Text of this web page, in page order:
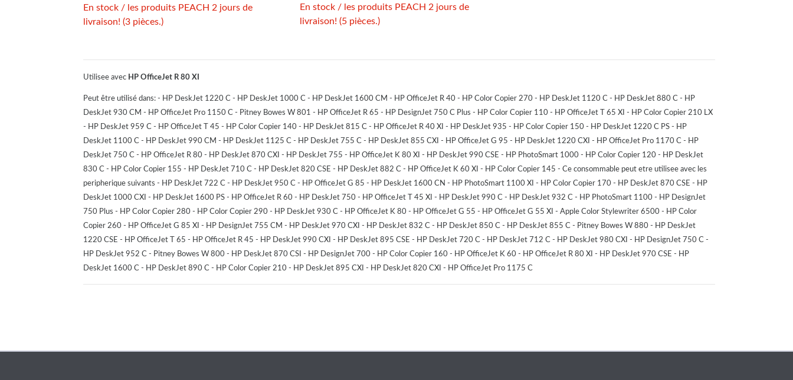
En stock / les produits PEACH 2 jours de
livraison! (3 pièces.)
En stock / les produits PEACH 2 jours de
livraison! (5 pièces.)
Utilisee avec HP OfficeJet R 80 XI
Peut être utilisé dans: - HP DeskJet 1220 C - HP DeskJet 1000 C - HP DeskJet 1600 CM - HP OfficeJet R 40 - HP Color Copier 270 - HP DeskJet 1120 C - HP DeskJet 880 C - HP
DeskJet 930 CM - HP OfficeJet Pro 1150 C - Pitney Bowes W 801 - HP OfficeJet R 65 - HP DesignJet 750 C Plus - HP Color Copier 110 - HP OfficeJet T 65 XI - HP Color Copier 210 LX
- HP DeskJet 959 C - HP OfficeJet T 45 - HP Color Copier 140 - HP DeskJet 815 C - HP OfficeJet R 40 XI - HP DeskJet 935 - HP Color Copier 150 - HP DeskJet 1220 C PS - HP
DeskJet 1100 C - HP DeskJet 990 CM - HP DeskJet 1125 C - HP DeskJet 755 C - HP DeskJet 855 CXI - HP OfficeJet G 95 - HP DeskJet 1220 CXI - HP OfficeJet Pro 1170 C - HP
DeskJet 750 C - HP OfficeJet R 80 - HP DeskJet 870 CXI - HP DeskJet 755 - HP OfficeJet K 80 XI - HP DeskJet 990 CSE - HP PhotoSmart 1000 - HP Color Copier 120 - HP DeskJet
830 C - HP Color Copier 155 - HP DeskJet 710 C - HP DeskJet 820 CSE - HP DeskJet 882 C - HP OfficeJet K 60 XI - HP Color Copier 145 - Ce consommable peut etre utilisee avec les
peripherique suivants - HP DeskJet 722 C - HP DeskJet 950 C - HP OfficeJet G 85 - HP DeskJet 1600 CN - HP PhotoSmart 1100 XI - HP Color Copier 170 - HP DeskJet 870 CSE - HP
DeskJet 1000 CXI - HP DeskJet 1600 PS - HP OfficeJet R 60 - HP DeskJet 750 - HP OfficeJet T 45 XI - HP DeskJet 990 C - HP DeskJet 932 C - HP PhotoSmart 1100 - HP DesignJet
750 Plus - HP Color Copier 280 - HP Color Copier 290 - HP DeskJet 930 C - HP OfficeJet K 80 - HP OfficeJet G 55 - HP OfficeJet G 55 XI - Apple Color Stylewriter 6500 - HP Color
Copier 260 - HP OfficeJet G 85 XI - HP DesignJet 755 CM - HP DeskJet 970 CXI - HP DeskJet 832 C - HP DeskJet 850 C - HP DeskJet 855 C - Pitney Bowes W 880 - HP DeskJet
1220 CSE - HP OfficeJet T 65 - HP OfficeJet R 45 - HP DeskJet 990 CXI - HP DeskJet 895 CSE - HP DeskJet 720 C - HP DeskJet 712 C - HP DeskJet 980 CXI - HP DesignJet 750 C -
HP DeskJet 952 C - Pitney Bowes W 800 - HP DeskJet 870 CSI - HP DesignJet 700 - HP Color Copier 160 - HP OfficeJet K 60 - HP OfficeJet R 80 XI - HP DeskJet 970 CSE - HP
DeskJet 1600 C - HP DeskJet 890 C - HP Color Copier 210 - HP DeskJet 895 CXI - HP DeskJet 820 CXI - HP OfficeJet Pro 1175 C